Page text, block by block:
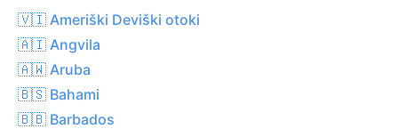
🇻🇮 Ameriški Deviški otoki
🇦🇮 Angvila
🇦🇼 Aruba
🇧🇸 Bahami
🇧🇧 Barbados